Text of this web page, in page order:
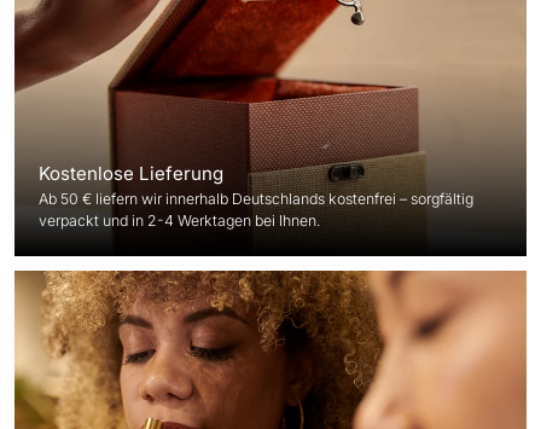
Kostenlose Lieferung
Ab 50 € liefern wir innerhalb Deutschlands kostenfrei – sorgfältig
verpackt und in 2-4 Werktagen bei Ihnen.